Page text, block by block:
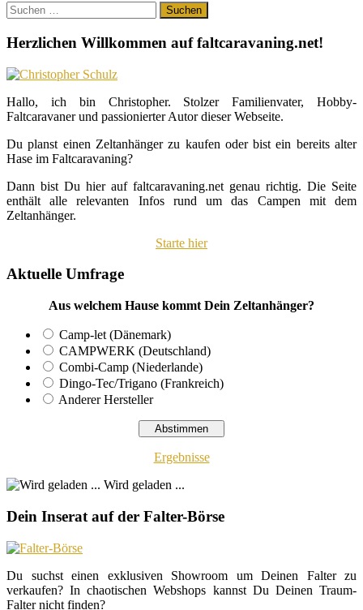
Suchen
nach:
Herzlichen Willkommen auf faltcaravaning.net!
Hallo, ich bin Christopher. Stolzer Familienvater, Hobby-
Faltcaravaner und passionierter Autor dieser Webseite.
Du planst einen Zeltanhänger zu kaufen oder bist ein bereits alter
Hase im Faltcaravaning?
Dann bist Du hier auf faltcaravaning.net genau richtig. Die Seite
enthält alle relevanten Infos rund um das Campen mit dem
Zeltanhänger.
Starte hier
Aktuelle Umfrage
Aus welchem Hause kommt Dein Zeltanhänger?
Camp-let (Dänemark)
CAMPWERK (Deutschland)
Combi-Camp (Niederlande)
Dingo-Tec/Trigano (Frankreich)
Anderer Hersteller
Ergebnisse
Wird geladen ...
Dein Inserat auf der Falter-Börse
Du suchst einen exklusiven Showroom um Deinen Falter zu
verkaufen? In chaotischen Webshops kannst Du Deinen Traum-
Falter nicht finden?